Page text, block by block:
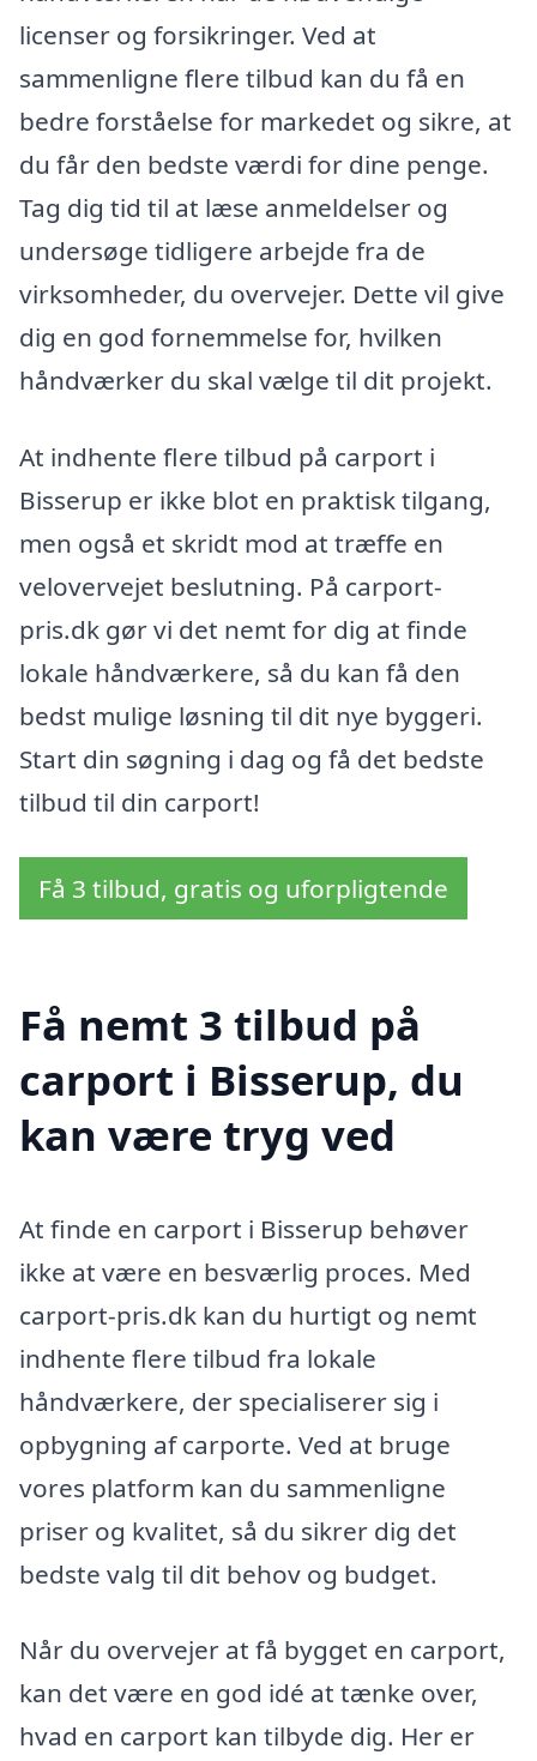
licenser og forsikringer. Ved at
sammenligne flere tilbud kan du få en
bedre forståelse for markedet og sikre, at
du får den bedste værdi for dine penge.
Tag dig tid til at læse anmeldelser og
undersøge tidligere arbejde fra de
virksomheder, du overvejer. Dette vil give
dig en god fornemmelse for, hvilken
håndværker du skal vælge til dit projekt.
At indhente flere tilbud på carport i
Bisserup er ikke blot en praktisk tilgang,
men også et skridt mod at træffe en
velovervejet beslutning. På carport-
pris.dk gør vi det nemt for dig at finde
lokale håndværkere, så du kan få den
bedst mulige løsning til dit nye byggeri.
Start din søgning i dag og få det bedste
tilbud til din carport!
Få 3 tilbud, gratis og uforpligtende
Få nemt 3 tilbud på
carport i Bisserup, du
kan være tryg ved
At finde en carport i Bisserup behøver
ikke at være en besværlig proces. Med
carport-pris.dk kan du hurtigt og nemt
indhente flere tilbud fra lokale
håndværkere, der specialiserer sig i
opbygning af carporte. Ved at bruge
vores platform kan du sammenligne
priser og kvalitet, så du sikrer dig det
bedste valg til dit behov og budget.
Når du overvejer at få bygget en carport,
kan det være en god idé at tænke over,
hvad en carport kan tilbyde dig. Her er